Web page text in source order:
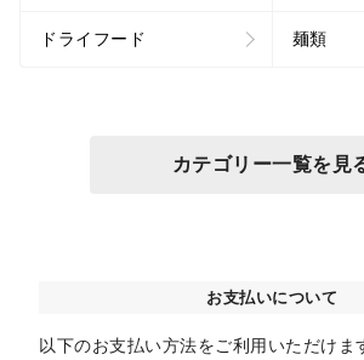
ドライフード 麺類
カテゴリー一覧を見
お支払いについて
以下のお支払い方法をご利用いただけま